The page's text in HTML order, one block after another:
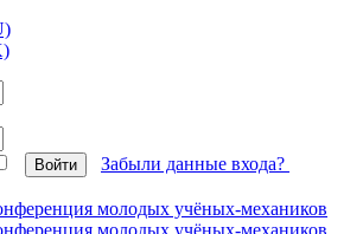
Войти
Забыли данные входа?